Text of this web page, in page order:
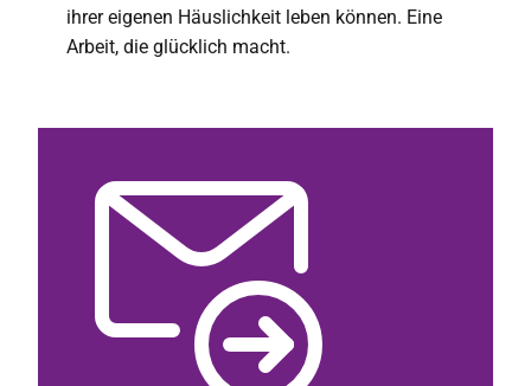
ihrer eigenen Häuslichkeit leben können. Eine
Arbeit, die glücklich macht.